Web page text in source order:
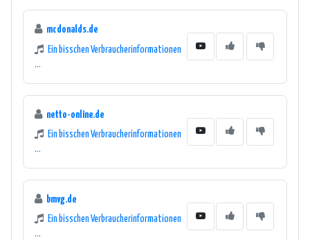
mcdonalds.de
Ein bisschen Verbraucherinformationen
...
netto-online.de
Ein bisschen Verbraucherinformationen
...
bmvg.de
Ein bisschen Verbraucherinformationen
...